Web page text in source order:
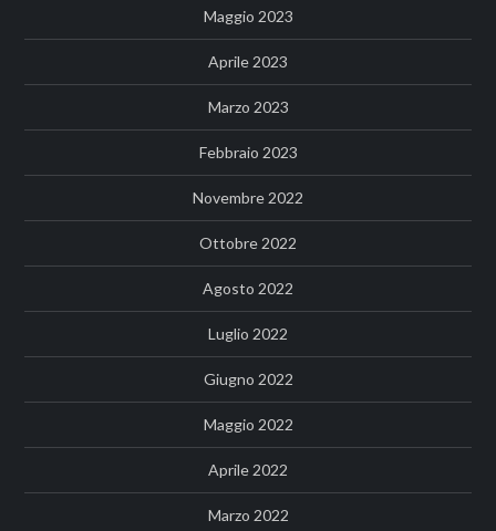
Maggio 2023
Aprile 2023
Marzo 2023
Febbraio 2023
Novembre 2022
Ottobre 2022
Agosto 2022
Luglio 2022
Giugno 2022
Maggio 2022
Aprile 2022
Marzo 2022